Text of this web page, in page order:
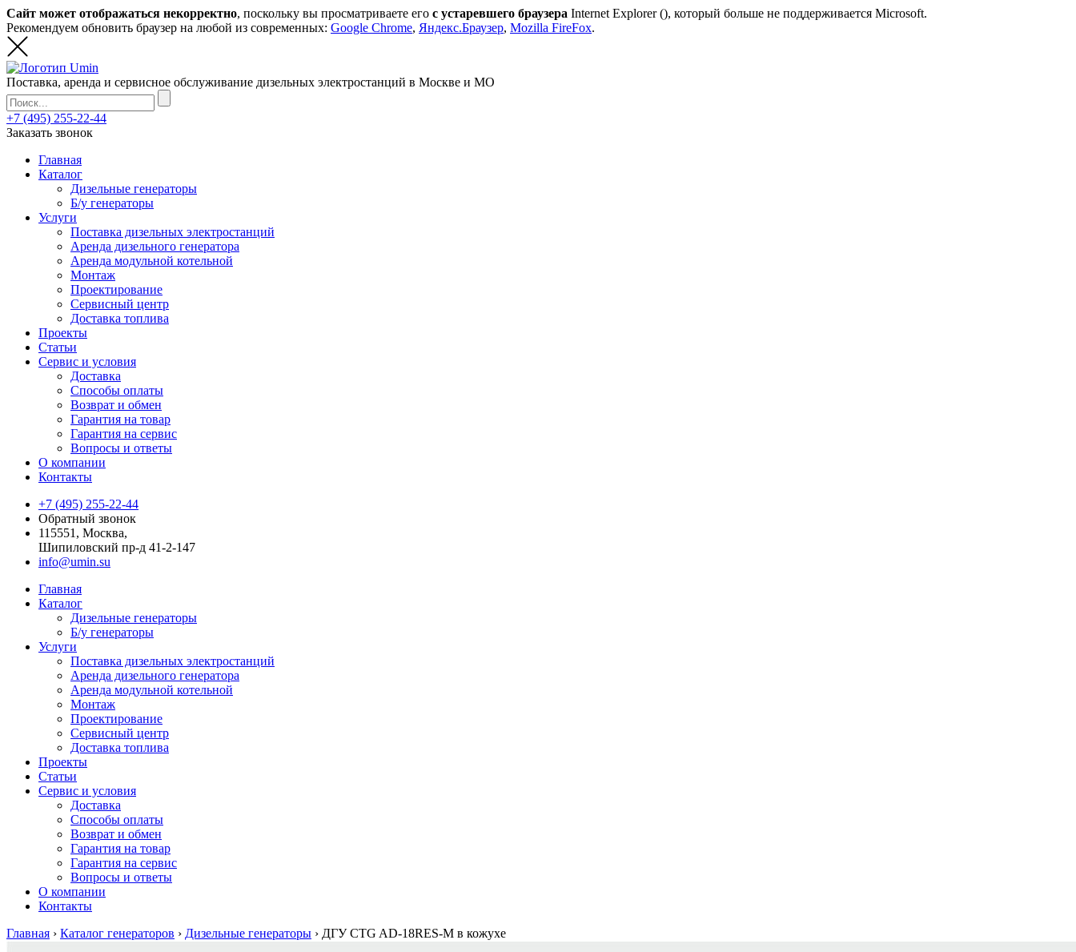
Сайт может отображаться некорректно, поскольку вы просматриваете его с устаревшего браузера Internet Explorer (), который больше не поддерживается Microsoft.
Рекомендуем обновить браузер на любой из современных: Google Chrome, Яндекс.Браузер, Mozilla FireFox.
Поставка, аренда и сервисное обслуживание дизельных электростанций в Москве и МО
+7 (495) 255-22-44
Заказать звонок
Главная
Каталог
Дизельные генераторы
Б/у генераторы
Услуги
Поставка дизельных электростанций
Аренда дизельного генератора
Аренда модульной котельной
Монтаж
Проектирование
Сервисный центр
Доставка топлива
Проекты
Статьи
Сервис и условия
Доставка
Способы оплаты
Возврат и обмен
Гарантия на товар
Гарантия на сервис
Вопросы и ответы
О компании
Контакты
+7 (495) 255-22-44
Обратный звонок
115551, Москва,
Шипиловский пр-д 41-2-147
info@umin.su
Главная
Каталог
Дизельные генераторы
Б/у генераторы
Услуги
Поставка дизельных электростанций
Аренда дизельного генератора
Аренда модульной котельной
Монтаж
Проектирование
Сервисный центр
Доставка топлива
Проекты
Статьи
Сервис и условия
Доставка
Способы оплаты
Возврат и обмен
Гарантия на товар
Гарантия на сервис
Вопросы и ответы
О компании
Контакты
Главная › Каталог генераторов › Дизельные генераторы › ДГУ CTG AD-18RES-M в кожухе